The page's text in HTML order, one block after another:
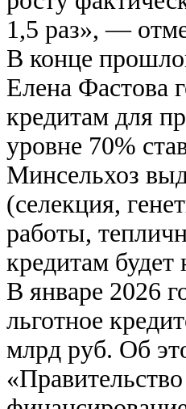
1,5 раз», —
В конце
Елена Фастова
кредитам для
уровне 70%
Минсельхоз
(селекция,
работы,
кредитам
В январе 2026
льготное
млрд руб. Об